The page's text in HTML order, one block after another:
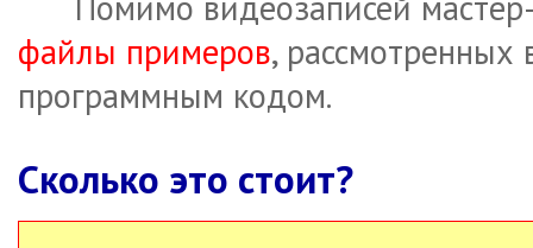
файлы примеров, рассмотренных
программным кодом.
Сколько это стоит?